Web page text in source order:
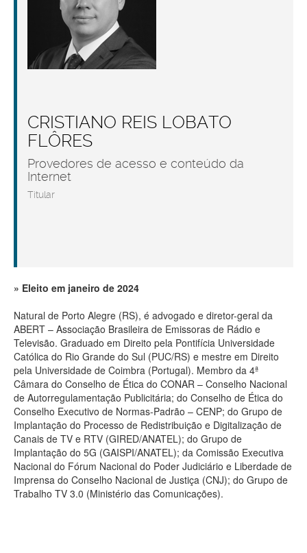
CRISTIANO REIS LOBATO
FLÔRES
Provedores de acesso e conteúdo da
Internet
Titular
Eleito em janeiro de 2024
Natural de Porto Alegre (RS), é advogado e diretor-geral da
ABERT – Associação Brasileira de Emissoras de Rádio e
Televisão. Graduado em Direito pela Pontifícia Universidade
Católica do Rio Grande do Sul (PUC/RS) e mestre em Direito
pela Universidade de Coimbra (Portugal). Membro da 4ª
Câmara do Conselho de Ética do CONAR – Conselho Nacional
de Autorregulamentação Publicitária; do Conselho de Ética do
Conselho Executivo de Normas-Padrão – CENP; do Grupo de
Implantação do Processo de Redistribuição e Digitalização de
Canais de TV e RTV (GIRED/ANATEL); do Grupo de
Implantação do 5G (GAISPI/ANATEL); da Comissão Executiva
Nacional do Fórum Nacional do Poder Judiciário e Liberdade de
Imprensa do Conselho Nacional de Justiça (CNJ); do Grupo de
Trabalho TV 3.0 (Ministério das Comunicações).